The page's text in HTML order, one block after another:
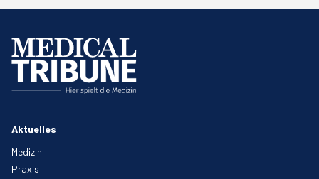
Aktuelles
Medizin
Praxis